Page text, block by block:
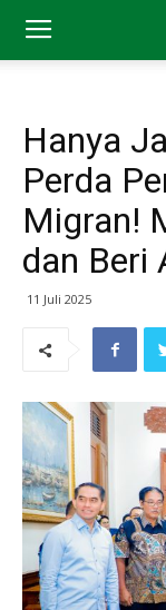
Hanya
Perda
Migran!
dan Beri
11 Juli 2025